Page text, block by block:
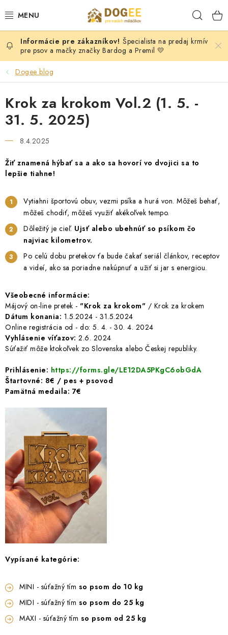
na
PSY
MAČKY
HLODAVCI
KONE
DOGFRISBEE
Moja objednávka KONTAKTY
POŠTOVNÉ A DOPRAVA
INFORMÁCIE O NÁKUPE
Špecialista na predaj krmív
pre psov a mačky značky Bardog a Premil 💛
Dogee blog
Krok za krokom Vol.2 (1. 5. -
31. 5. 2025)
8.4.2025
Žiť znamená hýbať sa a ako sa hovorí vo dvojici sa to
lepšie tiahne!
Vytiahni športovú obuv, vezmi psíka a hurá von. Môžeš behať,
môžeš chodiť, môžeš využiť akékoľvek tempo.
Dôležitý je cieľ. Ujsť alebo ubehnúť so psíkom čo
najviac kilometrov.
Po celú dobu pretekov ťa bude čakať seriál článkov, receptov
a videí, ako sa poriadne nakúpnuť a užiť si jar s energiou.
Všeobecné informácie:
Májový on-line pretek - "Krok za krokom" / Krok za krokem
Dátum konania: 1.5.2024 - 31.5.2024
Online registrácia od - do: 5. 4. - 30. 4. 2024
Vyhlásenie víťazov: 2.6. 2024
Súťažiť môže ktokoľvek zo Slovenska alebo Českej republiky.
Prihlásenie: https://forms.gle/LE12DA5PKgC6obGdA
Štartovné: 8€ / pes + psovod
Pamätná medaila: 7€
Vypísané kategórie:
MINI - súťažný tím so psom do 10 kg
MIDI - súťažný tím so psom do 25 kg
MAXI - súťažný tím so psom od 25 kg